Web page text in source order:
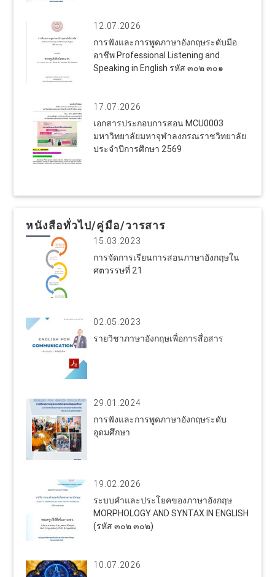
12.07.2026
การฟังและการพูดภาษาอังกฤษระดับมือ
อาชีพ Professional Listening and
Speaking in English รหัส ๓๐๒ ๓๐๑
17.07.2026
เอกสารประกอบการสอน MCU0003
มหาวิทยาลัยมหาจุฬาลงกรณราชวิทยาลัย
ประจำปีการศึกษา 2569
หนังสือทั่วไป/คู่มือ/วารสาร
15.03.2023
การจัดการเรียนการสอนภาษาอังกฤษใน
ศตวรรษที่ 21
02.05.2023
รายวิชาภาษาอังกฤษเพื่อการสื่อสาร
29.01.2024
การฟังและการพูดภาษาอังกฤษระดับ
อุดมศึกษา
19.02.2026
ระบบคำและประโยคของภาษาอังกฤษ
MORPHOLOGY AND SYNTAX IN ENGLISH
(รหัส ๓๐๒ ๓๐๒)
10.07.2026